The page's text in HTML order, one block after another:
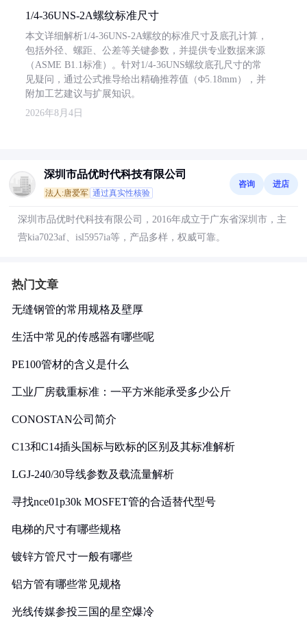
1/4-36UNS-2A螺纹标准尺寸
本文详细解析1/4-36UNS-2A螺纹的标准尺寸及底孔计算，
包括外径、螺距、公差等关键参数，并提供专业数据来源
（ASME B1.1标准）。针对1/4-36UNS螺纹底孔尺寸的常
见疑问，通过公式推导给出精确推荐值（Φ5.18mm），并
附加工艺建议与扩展知识。
2026年8月4日
深圳市品优时代科技有限公司
法人:唐爱军 通过真实性核验
咨询 进店
深圳市品优时代科技有限公司，2016年成立于广东省深圳市，主
营kia7023af、isl5957ia等，产品多样，权威可靠。
热门文章
无缝钢管的常用规格及壁厚
生活中常见的传感器有哪些呢
PE100管材的含义是什么
工业厂房载重标准：一平方米能承受多少公斤
CONOSTAN公司简介
C13和C14插头国标与欧标的区别及其标准解析
LGJ-240/30导线参数及载流量解析
寻找nce01p30k MOSFET管的合适替代型号
电梯的尺寸有哪些规格
镀锌方管尺寸一般有哪些
铝方管有哪些常见规格
光线传媒参投三国的星空爆冷